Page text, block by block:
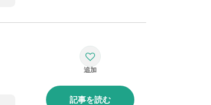
記事を読む